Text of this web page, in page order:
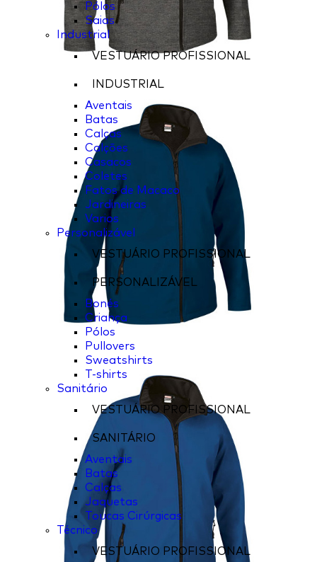
Pólos
Saias
Industrial
VESTUÁRIO PROFISSIONAL
INDUSTRIAL
Aventais
Batas
Calças
Calções
Casacos
Coletes
Fatos de Macaco
Jardineiras
Varios
Personalizável
VESTUÁRIO PROFISSIONAL
PERSONALIZÁVEL
Bonés
Criança
Pólos
Pullovers
Sweatshirts
T-shirts
Sanitário
VESTUÁRIO PROFISSIONAL
SANITÁRIO
Aventais
Batas
Calças
Jaquetas
Toucas Cirúrgicas
Técnico
VESTUÁRIO PROFISSIONAL